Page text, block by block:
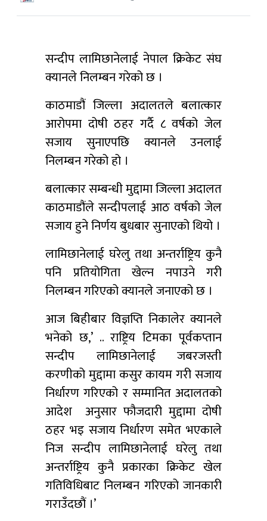
सन्दीप लामिछानेलाई नेपाल क्रिकेट संघ
क्यानले निलम्बन गरेको छ ।
काठमाडौं जिल्ला अदालतले बलात्कार
आरोपमा दोषी ठहर गर्दै ८ वर्षको जेल
सजाय सुनाएपछि क्यानले उनलाई
निलम्बन गरेको हो ।
बलात्कार सम्बन्धी मुद्दामा जिल्ला अदालत
काठमाडौंले सन्दीपलाई आठ वर्षको जेल
सजाय हुने निर्णय बुधबार सुनाएको थियो ।
लामिछानेलाई घरेलु तथा अन्तर्राष्ट्रिय कुनै
पनि प्रतियोगिता खेल्न नपाउने गरी
निलम्बन गरिएको क्यानले जनाएको छ ।
आज बिहीबार विज्ञप्ति निकालेर क्यानले
भनेको छ,’ .. राष्ट्रिय टिमका पूर्वकप्तान
सन्दीप लामिछानेलाई जबरजस्ती
करणीको मुद्दामा कसुर कायम गरी सजाय
निर्धारण गरिएको र सम्मानित अदालतको
आदेश अनुसार फौजदारी मुद्दामा दोषी
ठहर भइ सजाय निर्धारण समेत भएकाले
निज सन्दीप लामिछानेलाई घरेलु तथा
अन्तर्राष्ट्रिय कुनै प्रकारका क्रिकेट खेल
गतिविधिबाट निलम्बन गरिएको जानकारी
गराउँदछौं ।’